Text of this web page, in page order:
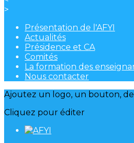
>
Présentation de l'AFYI
Actualités
Présidence et CA
Comités
La formation des
Nous contacter
Ajoutez un logo, un bouton,
Cliquez pour éditer